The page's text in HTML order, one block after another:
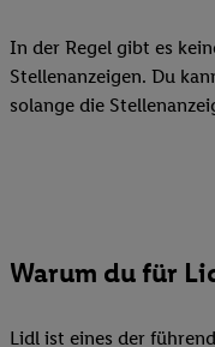
In der Regel gibt es
Stellenanzeigen. Du
solange die
Warum du für
Lidl ist eines der